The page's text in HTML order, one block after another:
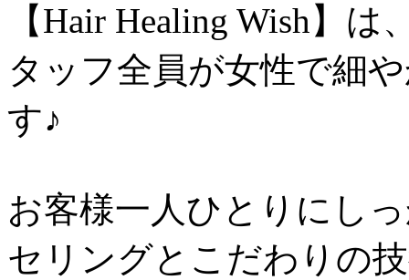
【Hair Healing Wish】
タッフ全員が女性で細
す♪
お客様一人ひとりにし
セリングとこだわりの